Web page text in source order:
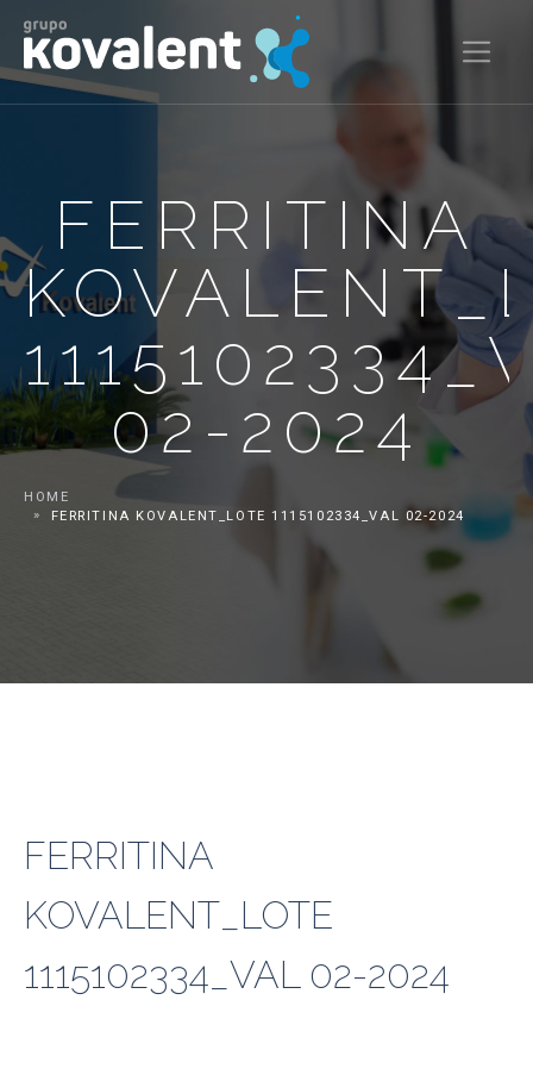
FERRITINA
02-2024
HOME
FERRITINA KOVALENT_LOTE 1115102334_VAL 02-2024
FERRITINA
KOVALENT_LOTE
1115102334_VAL 02-2024